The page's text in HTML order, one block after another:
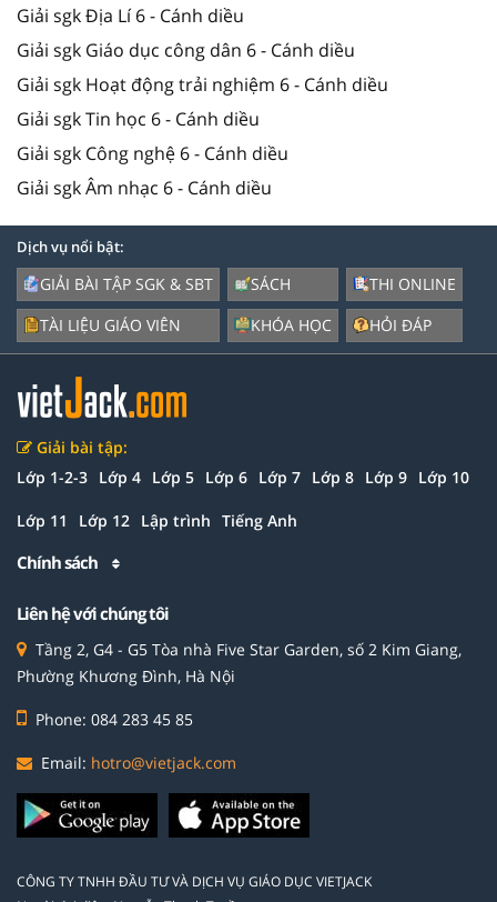
Giải sgk Địa Lí 6 - Cánh diều
Giải sgk Giáo dục công dân 6 - Cánh diều
Giải sgk Hoạt động trải nghiệm 6 - Cánh diều
Giải sgk Tin học 6 - Cánh diều
Giải sgk Công nghệ 6 - Cánh diều
Giải sgk Âm nhạc 6 - Cánh diều
Dịch vụ nổi bật:
GIẢI BÀI TẬP SGK & SBT
TÀI LIỆU GIÁO VIÊN
SÁCH
KHÓA HỌC
THI ONLINE
HỎI ĐÁP
Giải bài tập:
Lớp 1-2-3 Lớp 4 Lớp 5 Lớp 6 Lớp 7 Lớp 8 Lớp 9 Lớp 10
Lớp 11 Lớp 12 Lập trình Tiếng Anh
Chính sách
Liên hệ với chúng tôi
Tầng 2, G4 - G5 Tòa nhà Five Star Garden, số 2 Kim Giang,
Phường Khương Đình, Hà Nội
Phone: 084 283 45 85
Email: hotro@vietjack.com
CÔNG TY TNHH ĐẦU TƯ VÀ DỊCH VỤ GIÁO DỤC VIETJACK